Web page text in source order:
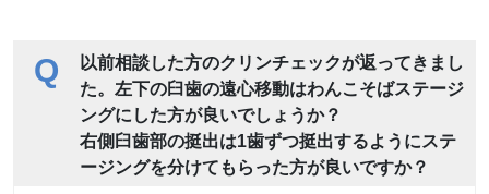
Q
以前相談した方のクリンチェックが返ってきまし
た。左下の臼歯の遠心移動はわんこそばステージ
ングにした方が良いでしょうか？
右側臼歯部の挺出は1歯ずつ挺出するようにステ
ージングを分けてもらった方が良いですか？